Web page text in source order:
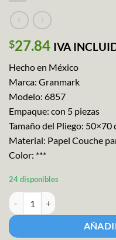
$27.84 IVA
Hecho en México
Marca: Granmark
Modelo: 6857
Empaque: con 5 piezas
Tamaño del Pliego: 50×70
Material: Papel Couche
Color: ***
24 disponibles
Papel Regalo Boda M-6857